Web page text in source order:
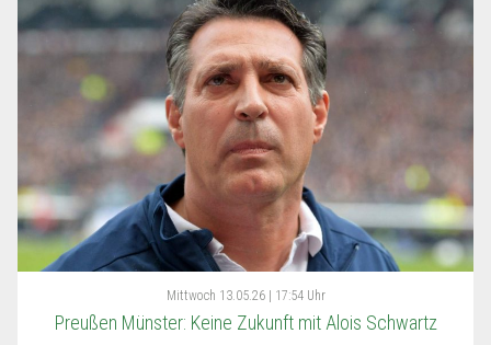
Mittwoch 13.05.26 | 17:54 Uhr
Preußen Münster: Keine Zukunft mit Alois Schwartz